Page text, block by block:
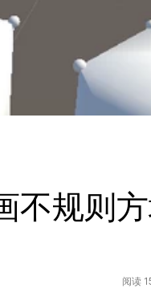
不规则
阅读